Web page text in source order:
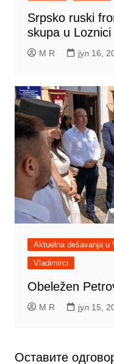
Srpsko ruski
skupa u Loznici
M R јул 16,
Aktuelna dešavanja u
Vladimirci
Obeležen
M R јул 15,
Оставите